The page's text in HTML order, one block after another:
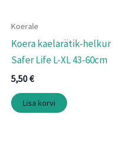
Koerale
Koera kaelarätik-helkur
Safer Life L-XL 43-60cm
5,50€
Lisa korvi